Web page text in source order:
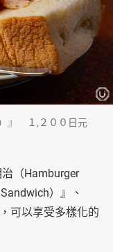
）』 １,２００日元
（Hamburger
）』、
可以享受多樣化的